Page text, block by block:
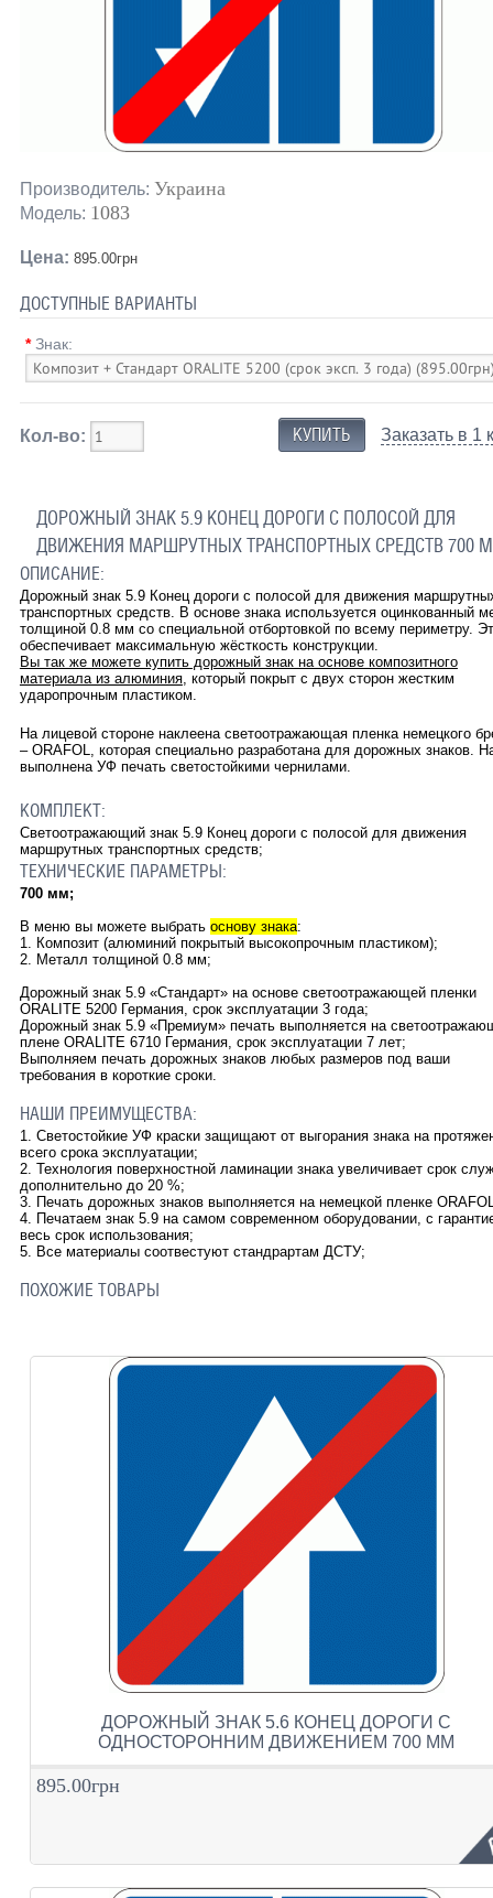
Производитель: Украина
Модель: 1083
Цена: 895.00грн
ДОСТУПНЫЕ ВАРИАНТЫ
* Знак:
Кол-во: Заказать в 1
ДОРОЖНЫЙ ЗНАК 5.9 КОНЕЦ ДОРОГИ С ПОЛОСОЙ ДЛЯ
ДВИЖЕНИЯ МАРШРУТНЫХ ТРАНСПОРТНЫХ СРЕДСТВ 700
ОПИСАНИЕ:
Дорожный знак 5.9 Конец дороги с полосой для движения
транспортных средств. В основе знака используется оцинкованный
толщиной 0.8 мм со специальной отбортовкой по всему периметру.
обеспечивает максимальную жёсткость конструкции.
Вы так же можете купить дорожный знак на основе композитного
материала из алюминия, который покрыт с двух сторон жестким
ударопрочным пластиком.
На лицевой стороне наклеена светоотражающая пленка немецкого
– ORAFOL, которая специально разработана для дорожных знаков.
выполнена УФ печать светостойкими чернилами.
КОМПЛЕКТ:
Светоотражающий знак 5.9 Конец дороги с полосой для движения
маршрутных транспортных средств;
ТЕХНИЧЕСКИЕ ПАРАМЕТРЫ:
700 мм;
В меню вы можете выбрать основу знака:
1. Композит (алюминий покрытый высокопрочным пластиком);
2. Металл толщиной 0.8 мм;
Дорожный знак 5.9 «Стандарт» на основе светоотражающей пленки
ORALITE 5200 Германия, срок эксплуатации 3 года;
Дорожный знак 5.9«Премиум» печать выполняется на
плене ORALITE 6710 Германия, срок эксплуатации 7 лет;
Выполняем печать дорожных знаков любых размеров под ваши
требования в короткие сроки.
НАШИ ПРЕИМУЩЕСТВА:
1. Светостойкие УФ краски защищают от выгорания знака на
всего срока эксплуатации;
2. Технология поверхностной ламинации знака увеличивает срок
дополнительно до 20 %;
3. Печать дорожных знаков выполняется на немецкой пленке
4. Печатаем знак 5.9 на самом современном оборудовании, с
весь срок использования;
5. Все материалы соотвестуют стандрартам ДСТУ;
ПОХОЖИЕ ТОВАРЫ
ДОРОЖНЫЙ ЗНАК 5.6 КОНЕЦ ДОРОГИ С
ОДНОСТОРОННИМ ДВИЖЕНИЕМ 700 ММ
895.00грн